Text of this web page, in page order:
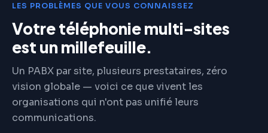
LES PROBLÈMES QUE VOUS CONNAISSEZ
Votre téléphonie multi-sites
est un millefeuille.
Un PABX par site, plusieurs prestataires, zéro
vision globale — voici ce que vivent les
organisations qui n'ont pas unifié leurs
communications.